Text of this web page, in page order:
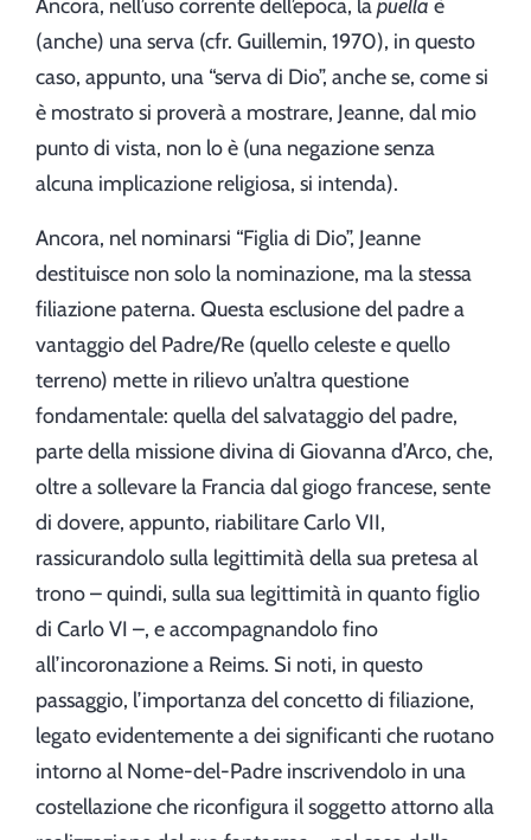
Ancora, nell’uso corrente dell’epoca, lapuella è
(anche) una serva (cfr. Guillemin, 1970), in questo
caso, appunto, una “serva di Dio”, anche se, come si
è mostrato si proverà a mostrare, Jeanne, dal mio
punto di vista, non lo è (una negazione senza
alcuna implicazione religiosa, si intenda).
Ancora, nel nominarsi “Figlia di Dio”, Jeanne
destituisce non solo la nominazione, ma la stessa
filiazione paterna. Questa esclusione del padre a
vantaggio del Padre/Re (quello celeste e quello
terreno) mette in rilievo un’altra questione
fondamentale: quella del salvataggio del padre,
parte della missione divina di Giovanna d’Arco, che,
oltre a sollevare la Francia dal giogo francese, sente
di dovere, appunto, riabilitare Carlo VII,
rassicurandolo sulla legittimità della sua pretesa al
trono – quindi, sulla sua legittimità in quanto figlio
di Carlo VI –, e accompagnandolo fino
all’incoronazione a Reims. Si noti, in questo
passaggio, l’importanza del concetto di filiazione,
legato evidentemente a dei significanti che ruotano
intorno al Nome-del-Padre inscrivendolo in una
costellazione che riconfigura il soggetto attorno alla